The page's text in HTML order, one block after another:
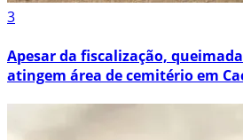
3
Apesar da fiscalização,
atingem área de cemitério em